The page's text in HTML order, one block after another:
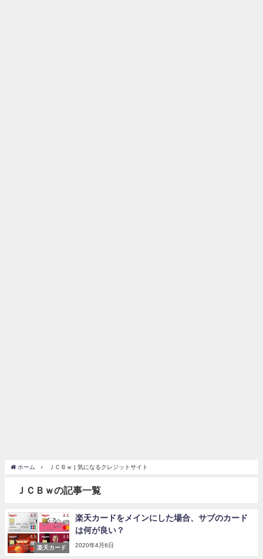
ホーム ＪＣＢｗ | 気になるクレジットサイト
ＪＣＢｗの記事一覧
楽天カード
楽天カードをメインにした場合、サブのカード
は何が良い？
2020年4月6日